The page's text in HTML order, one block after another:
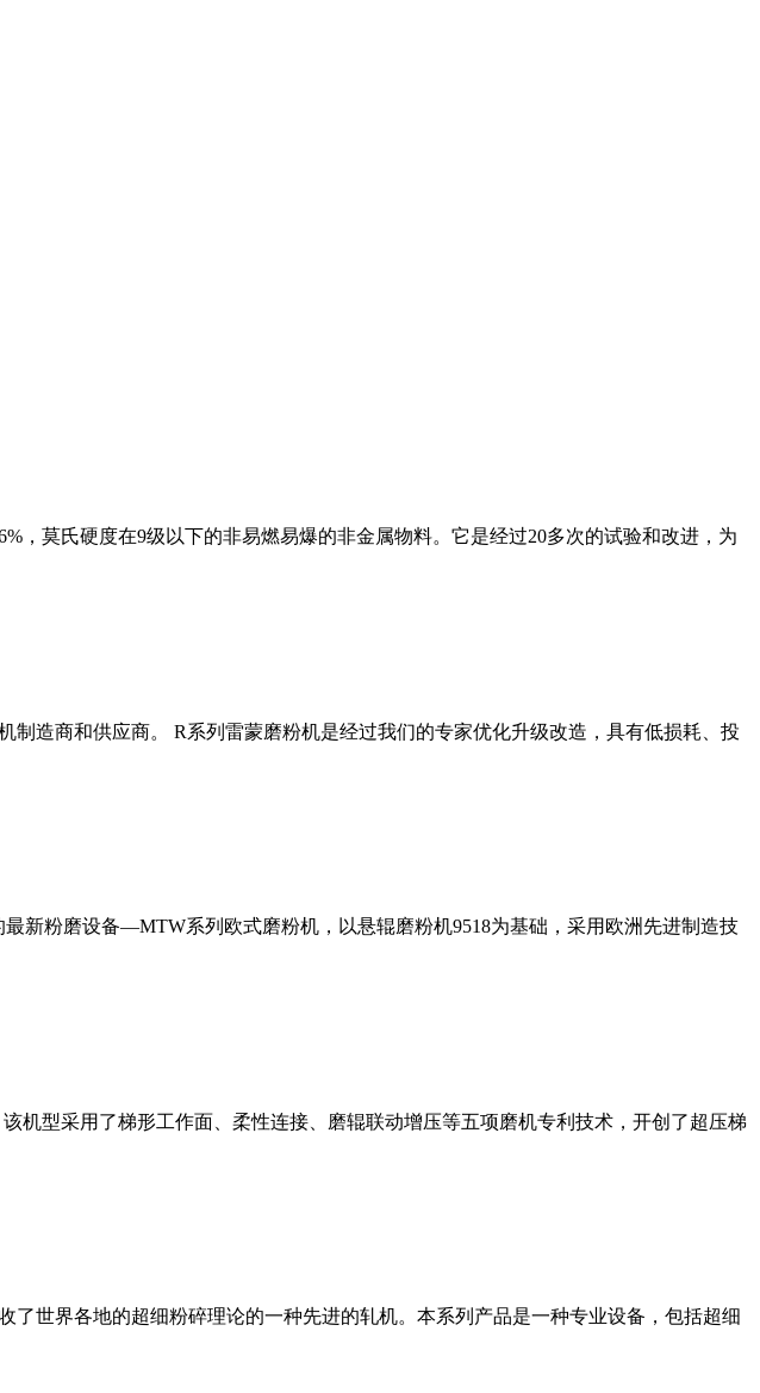
，莫氏硬度在9级以下的非易燃易爆的非金属物料。它是经过20多次的试验和改进，为
造商和供应商。 R系列雷蒙磨粉机是经过我们的专家优化升级改造，具有低损耗、投
新粉磨设备—MTW系列欧式磨粉机，以悬辊磨粉机9518为基础，采用欧洲先进制造技
机型采用了梯形工作面、柔性连接、磨辊联动增压等五项磨机专利技术，开创了超压梯
世界各地的超细粉碎理论的一种先进的轧机。本系列产品是一种专业设备，包括超细